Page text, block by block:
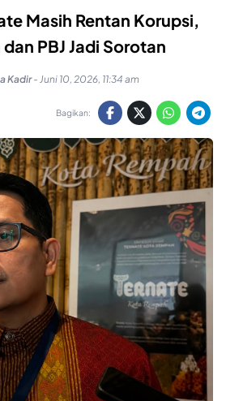
Masih Rentan Korupsi,
PBJ Jadi Sorotan
Kadir - Juni 10, 2026, 11:34 am
Bagikan: